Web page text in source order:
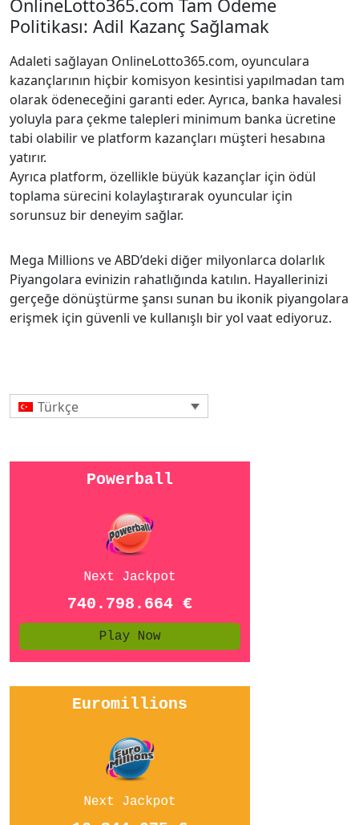
OnlineLotto365.com Tam Ödeme
Politikası: Adil Kazanç Sağlamak
Adaleti sağlayan OnlineLotto365.com, oyunculara
kazançlarının hiçbir komisyon kesintisi yapılmadan tam
olarak ödeneceğini garanti eder. Ayrıca, banka havalesi
yoluyla para çekme talepleri minimum banka ücretine
tabi olabilir ve platform kazançları müşteri hesabına
yatırır.
Ayrıca platform, özellikle büyük kazançlar için ödül
toplama sürecini kolaylaştırarak oyuncular için
sorunsuz bir deneyim sağlar.
Mega Millions ve ABD’deki diğer milyonlarca dolarlık
Piyangolara evinizin rahatlığında katılın. Hayallerinizi
gerçeğe dönüştürme şansı sunan bu ikonik piyangolara
erişmek için güvenli ve kullanışlı bir yol vaat ediyoruz.
Türkçe